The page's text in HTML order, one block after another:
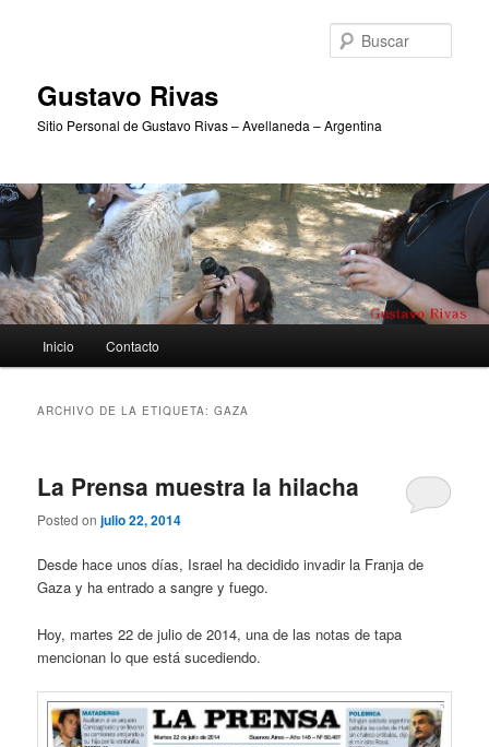
Gustavo Rivas
Sitio Personal de Gustavo Rivas – Avellaneda – Argentina
principal
Inicio Contacto
ARCHIVO DE LA ETIQUETA:GAZA
La Prensa muestra la hilacha
Posted onjulio 22, 2014
Desde hace unos días, Israel ha decidido invadir la Franja de
Gaza y ha entrado a sangre y fuego.
Hoy, martes 22 de julio de 2014, una de las notas de tapa
mencionan lo que está sucediendo.